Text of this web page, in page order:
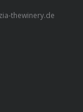
thewinery.de